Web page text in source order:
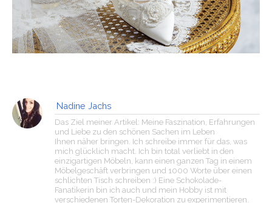
Nadine Jachs
Das Ziel meiner Artikel: Meine Faszination, Erfahrungen
und Liebe zu den schönen Sachen im Leben
Ihnen näher bringen. Ich schreibe immer für das, was
mich glücklich macht. Ich bin total verliebt in den
einzigartigen Möbeln, kann einen ganzen Tag in einem
Möbelgeschäft verbringen und 1000 Worte über einen
schlichten Tisch schreiben :) Eine Schokolade-
Fanatikerin bin ich auch und mein Hobby ist mit
verschiedenen Torten-Dekoration zu experimentieren.